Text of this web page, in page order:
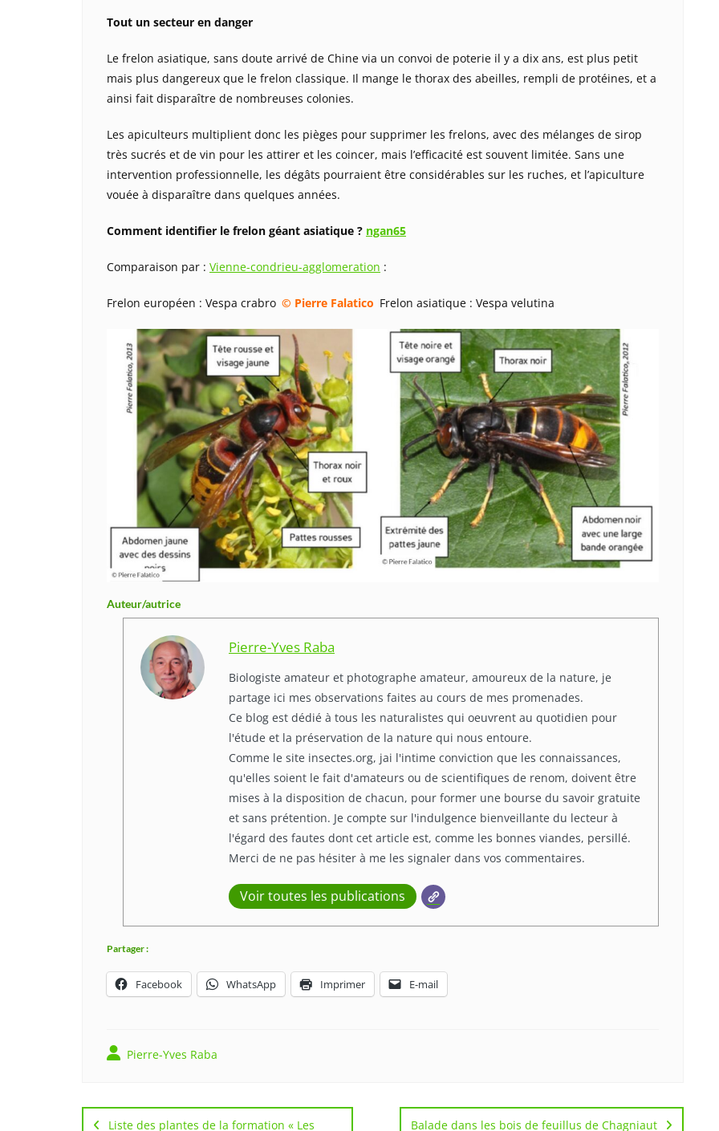
Tout un secteur en danger
Le frelon asiatique, sans doute arrivé de Chine via un convoi de poterie il y a dix ans, est plus petit
mais plus dangereux que le frelon classique. Il mange le thorax des abeilles, rempli de protéines, et a
ainsi fait disparaître de nombreuses colonies.
Les apiculteurs multiplient donc les pièges pour supprimer les frelons, avec des mélanges de sirop
très sucrés et de vin pour les attirer et les coincer, mais l’efficacité est souvent limitée. Sans une
intervention professionnelle, les dégâts pourraient être considérables sur les ruches, et l’apiculture
vouée à disparaître dans quelques années.
Comment identifier le frelon géant asiatique ? ngan65
Comparaison par : Vienne-condrieu-agglomeration :
Frelon européen : Vespa crabro © Pierre Falatico Frelon asiatique : Vespa velutina
Auteur/autrice
Pierre-Yves Raba
Biologiste amateur et photographe amateur, amoureux de la nature, je
partage ici mes observations faites au cours de mes promenades.
Ce blog est dédié à tous les naturalistes qui oeuvrent au quotidien pour
l'étude et la préservation de la nature qui nous entoure.
Comme le site insectes.org, jai l'intime conviction que les connaissances,
qu'elles soient le fait d'amateurs ou de scientifiques de renom, doivent être
mises à la disposition de chacun, pour former une bourse du savoir gratuite
et sans prétention. Je compte sur l'indulgence bienveillante du lecteur à
l'égard des fautes dont cet article est, comme les bonnes viandes, persillé.
Merci de ne pas hésiter à me les signaler dans vos commentaires.
Voir toutes les publications
Partager :
Facebook WhatsApp Imprimer E-mail
Pierre-Yves Raba
Liste des plantes de la formation « Les Balade dans les bois de feuillus de Chagniaut